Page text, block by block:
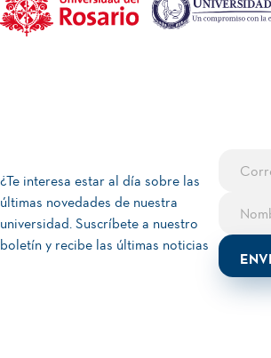
¿Te interesa estar al día sobre las
últimas novedades de nuestra
universidad. Suscríbete a nuestro
boletín y recibe las últimas noticias